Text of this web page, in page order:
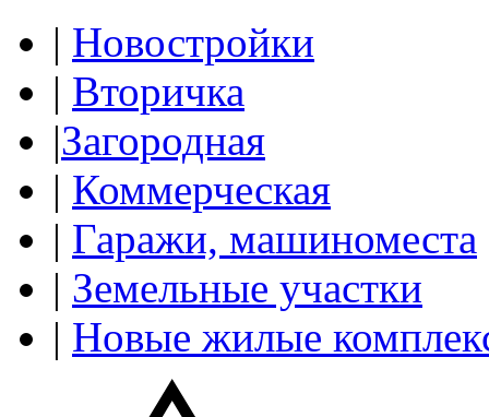
| Новостройки
| Вторичка
|Загородная
| Коммерческая
| Гаражи, машиноместа
| Земельные участки
| Новые жилые